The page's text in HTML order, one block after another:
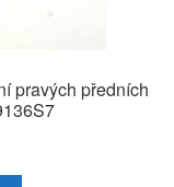
pravých předních